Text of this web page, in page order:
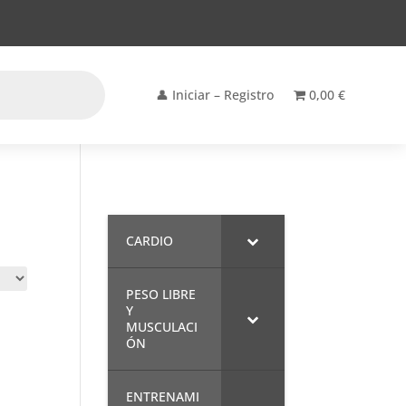
👤 Iniciar – Registro 0,00 €
CARDIO
PESO LIBRE
Y
MUSCULACI
ÓN
ENTRENAMI